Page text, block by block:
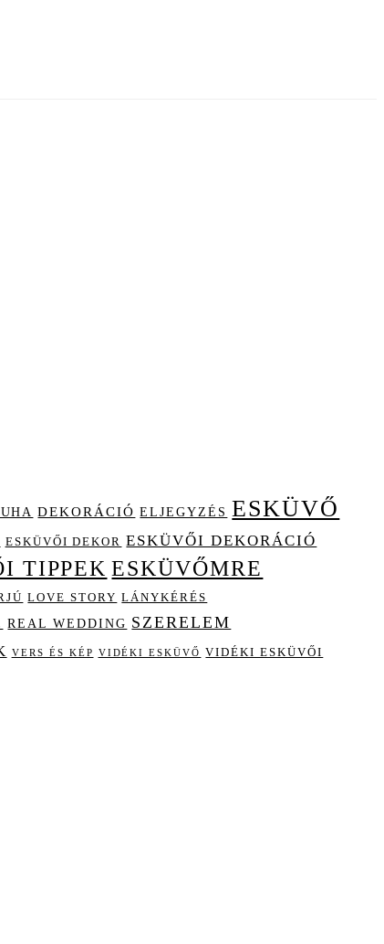
DEKORÁCIÓ ELJEGYZÉS ESKÜVŐ
ESKÜVŐI DEKOR ESKÜVŐI DEKORÁCIÓ
TIPPEK ESKÜVŐMRE
LOVE STORY LÁNYKÉRÉS
REAL WEDDING SZERELEM
VERS ÉS KÉP VIDÉKI ESKÜVŐ
VIDÉKI ESKÜVŐI